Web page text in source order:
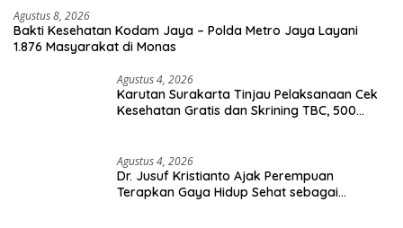
Agustus 8, 2026
Bakti Kesehatan Kodam Jaya – Polda Metro Jaya Layani
1.876 Masyarakat di Monas
Agustus 4, 2026
Karutan Surakarta Tinjau Pelaksanaan Cek
Kesehatan Gratis dan Skrining TBC, 500
Agustus 4, 2026
Dr. Jusuf Kristianto Ajak Perempuan
Terapkan Gaya Hidup Sehat sebagai